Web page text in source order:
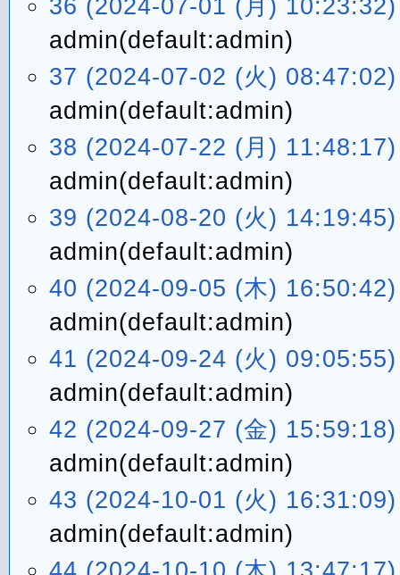
36 (2024-07-01 (月) 10:23:32)
admin(default:admin)
37 (2024-07-02 (火) 08:47:02)
admin(default:admin)
38 (2024-07-22 (月) 11:48:17)
admin(default:admin)
39 (2024-08-20 (火) 14:19:45)
admin(default:admin)
40 (2024-09-05 (木) 16:50:42)
admin(default:admin)
41 (2024-09-24 (火) 09:05:55)
admin(default:admin)
42 (2024-09-27 (金) 15:59:18)
admin(default:admin)
43 (2024-10-01 (火) 16:31:09)
admin(default:admin)